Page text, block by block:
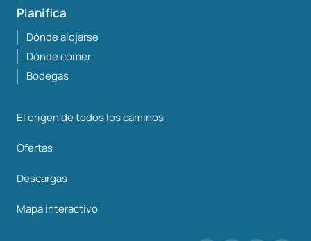
Planifica
Dónde alojarse
Dónde comer
Bodegas
El origen de todos los caminos
Ofertas
Descargas
Mapa interactivo